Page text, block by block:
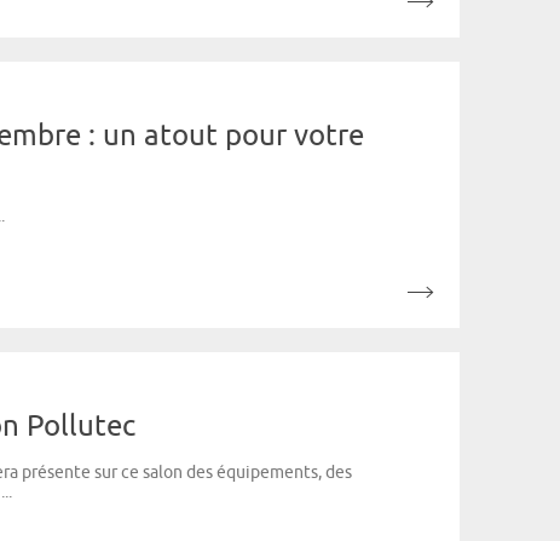
: un atout pour votre
Pollutec
présente sur ce salon des équipements, des